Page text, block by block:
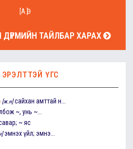
[А.Ө]
ТАЙЛБАР ХАРАХ
ЭРЭЛТТЭЙ ҮГС
[ж.н] сайхан амттай н...
~, унь ~...
~ яс
эмнэх үйл; эмнэ...